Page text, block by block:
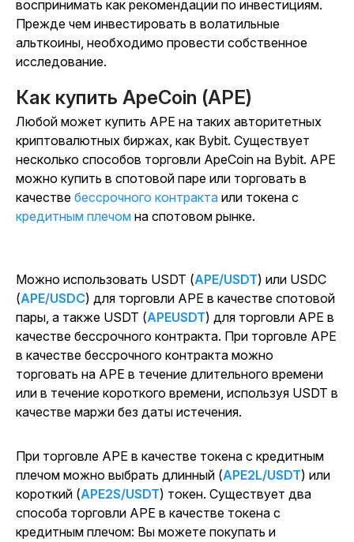
воспринимать как рекомендации по инвестициям.
Прежде чем инвестировать в волатильные
альткоины, необходимо провести собственное
исследование.
Как купить ApeCoin (APE)
Любой может купить APE на таких авторитетных
криптовалютных биржах, как Bybit. Существует
несколько способов торговли ApeCoin на Bybit. APE
можно купить в спотовой паре или торговать в
качестве бессрочного контракта или токена с
кредитным плечом на спотовом рынке.
Можно использовать USDT (APE/USDT) или USDC
(APE/USDC) для торговли APE в качестве спотовой
пары, а также USDT (APEUSDT) для торговли APE в
качестве бессрочного контракта. При торговле APE
в качестве бессрочного контракта можно
торговать на APE в течение длительного времени
или в течение короткого времени, используя USDT в
качестве маржи без даты истечения.
При торговле APE в качестве токена с кредитным
плечом можно выбрать длинный (APE2L/USDT) или
короткий (APE2S/USDT) токен. Существует два
способа торговли APE в качестве токена с
кредитным плечом: Вы можете покупать и